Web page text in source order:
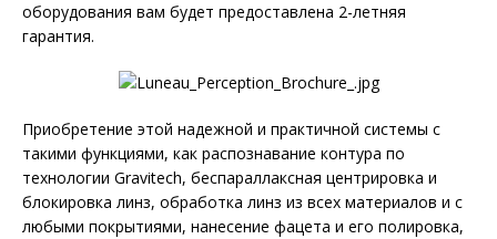
оборудования вам будет предоставлена 2-летняя
гарантия.
Приобретение этой надежной и практичной системы с
такими функциями, как распознавание контура по
технологии Gravitech, беспараллаксная центрировка и
блокировка линз, обработка линз из всех материалов и с
любыми покрытиями, нанесение фацета и его полировка,